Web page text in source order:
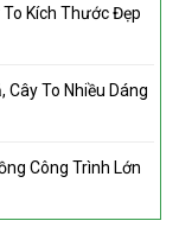
To Kích Thước Đẹp
Cây To Nhiều Dáng
Công Trình Lớn